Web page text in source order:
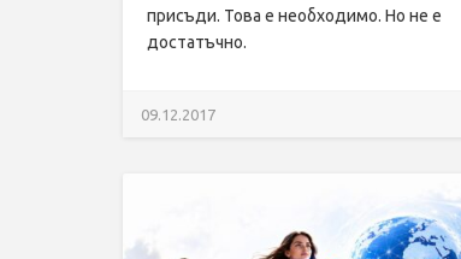
присъди. Това е необходимо. Но не е
достатъчно.
09.12.2017